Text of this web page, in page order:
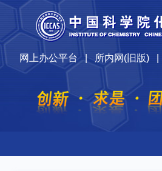
网上办公平台|所内网(旧版)|